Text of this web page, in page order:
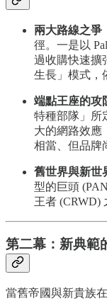
兩大路線之爭
徑。一是以
過收購快速擴
生長」模式，
端點王座的攻
特種部隊」所
大的網路效應
相當、但品牌
舊世界與新世
型的巨頭
王者 (CRWD)
第二幕：新典範
當舊帝國與新貴族